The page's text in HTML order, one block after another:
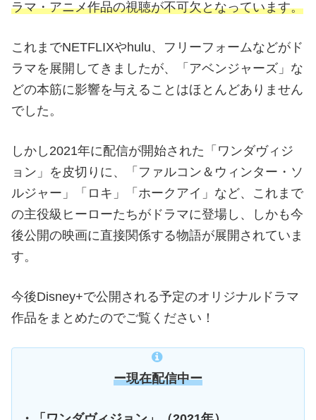
ラマ・アニメ作品の視聴が不可欠となっています。
これまでNETFLIXやhulu、フリーフォームなどがド
ラマを展開してきましたが、「アベンジャーズ」な
どの本筋に影響を与えることはほとんどありません
でした。
しかし2021年に配信が開始された「ワンダヴィジ
ョン」を皮切りに、「ファルコン＆ウィンター・ソ
ルジャー」「ロキ」「ホークアイ」など、これまで
の主役級ヒーローたちがドラマに登場し、しかも今
後公開の映画に直接関係する物語が展開されていま
す。
今後Disney+で公開される予定のオリジナルドラマ
作品をまとめたのでご覧ください！
ー現在配信中ー